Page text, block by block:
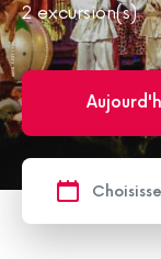
2 excursion(s)